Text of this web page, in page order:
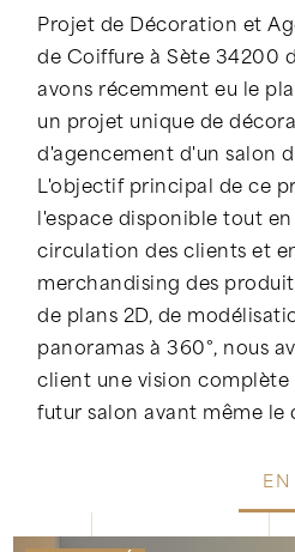
Projet de Décoration et
de Coiffure à Sète 34200
avons récemment eu le
un projet unique de
d'agencement d'un salon
L'objectif principal de ce
l'espace disponible tout
circulation des clients et
merchandising des
de plans 2D, de
panoramas à 360°, nous
client une vision complète
futur salon avant même le